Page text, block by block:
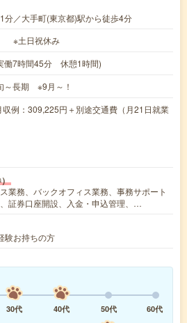
分／大手町(東京都)駅から徒歩4分
※土日祝休み
働7時間45分 休憩1時間)
～長期 ※9月～！
例：309,225円＋別途交通費（月21日就業
業務、バックオフィス業務、事務サポート
証券口座開設、入金・申込管理、…
験お持ちの方
30代 40代 50代
60代